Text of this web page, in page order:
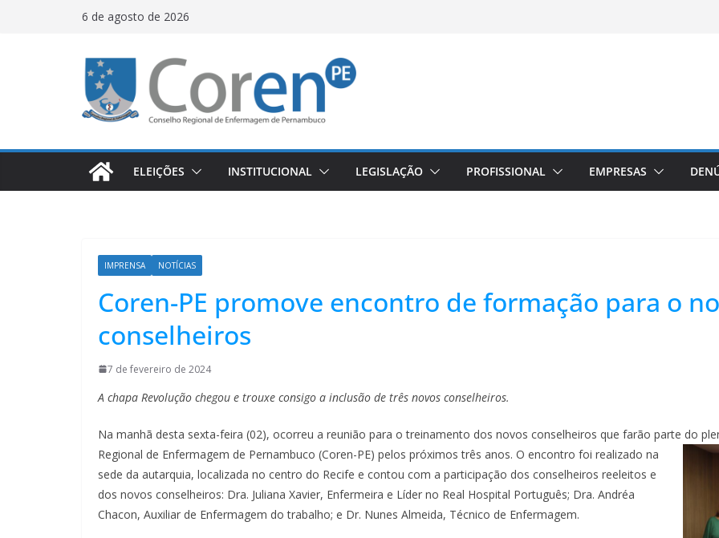
6 de agosto de 2026
ELEIÇÕES INSTITUCIONAL LEGISLAÇÃO PROFISSIONAL EMPRESAS
IMPRENSA NOTÍCIAS
Coren-PE promove encontro de formação para o
conselheiros
7 de fevereiro de 2024
A chapa Revolução chegou e trouxe consigo a inclusão de três novos conselheiros.
Na manhã desta sexta-feira (02), ocorreu a reunião para o treinamento dos novos conselheiros que farão parte do
Regional de Enfermagem de Pernambuco (Coren-PE) pelos próximos três anos. O encontro foi realizado na
sede da autarquia, localizada no centro do Recife e contou com a participação dos conselheiros reeleitos e
dos novos conselheiros: Dra. Juliana Xavier, Enfermeira e Líder no Real Hospital Português; Dra. Andréa
Chacon, Auxiliar de Enfermagem do trabalho; e Dr. Nunes Almeida, Técnico de Enfermagem.